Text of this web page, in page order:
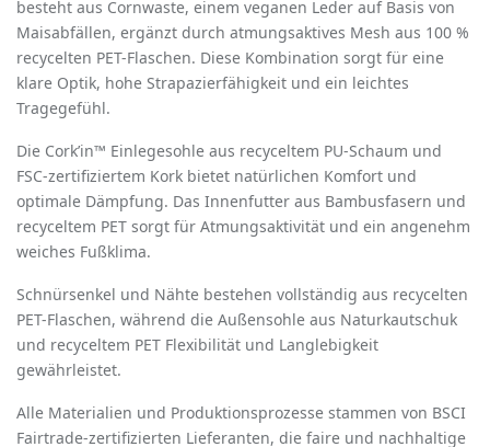
besteht aus Cornwaste, einem veganen Leder auf Basis von
Maisabfällen, ergänzt durch atmungsaktives Mesh aus 100 %
recycelten PET-Flaschen. Diese Kombination sorgt für eine
klare Optik, hohe Strapazierfähigkeit und ein leichtes
Tragegefühl.
Die Cork’in™ Einlegesohle aus recyceltem PU-Schaum und
FSC-zertifiziertem Kork bietet natürlichen Komfort und
optimale Dämpfung. Das Innenfutter aus Bambusfasern und
recyceltem PET sorgt für Atmungsaktivität und ein angenehm
weiches Fußklima.
Schnürsenkel und Nähte bestehen vollständig aus recycelten
PET-Flaschen, während die Außensohle aus Naturkautschuk
und recyceltem PET Flexibilität und Langlebigkeit
gewährleistet.
Alle Materialien und Produktionsprozesse stammen von BSCI
Fairtrade-zertifizierten Lieferanten, die faire und nachhaltige